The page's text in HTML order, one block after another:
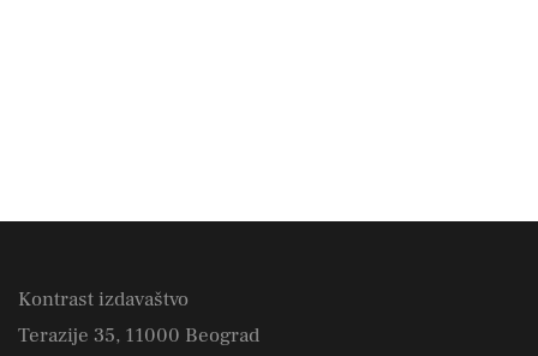
Kontrast izdavaštvo
Terazije 35, 11000 Beograd